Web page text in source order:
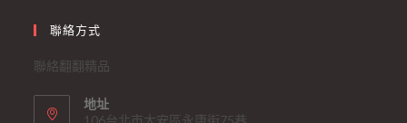
聯絡方式
聯絡翻翻精品
地址